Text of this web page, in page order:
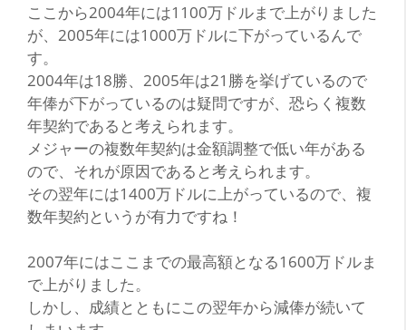
ここから2004年には1100万ドルまで上がりました
が、2005年には1000万ドルに下がっているんで
す。
2004年は18勝、2005年は21勝を挙げているので
年俸が下がっているのは疑問ですが、恐らく複数
年契約であると考えられます。
メジャーの複数年契約は金額調整で低い年がある
ので、それが原因であると考えられます。
その翌年には1400万ドルに上がっているので、複
数年契約というが有力ですね！
2007年にはここまでの最高額となる1600万ドルま
で上がりました。
しかし、成績とともにこの翌年から減俸が続いて